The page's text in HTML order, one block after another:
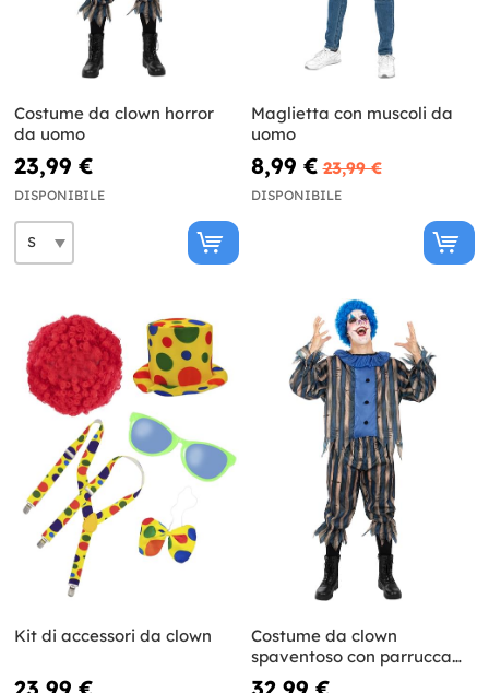
Costume da clown horror
da uomo
23,99 €
DISPONIBILE
Maglietta con muscoli da
uomo
8,99 € 23,99 €
DISPONIBILE
Kit di accessori da clown
Costume da clown
spaventoso con parrucca
per uomo